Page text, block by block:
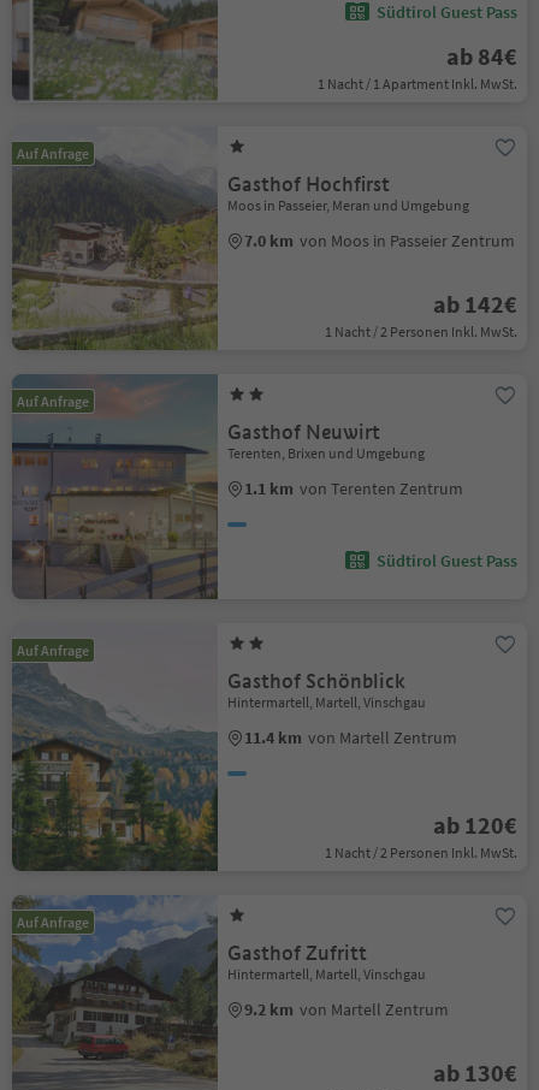
Südtirol Guest Pass
ab 84€
1 Nacht / 1 Apartment Inkl. MwSt.
Auf Anfrage
Gasthof Hochfirst
Moos in Passeier, Meran und Umgebung
7.0 km von Moos in Passeier Zentrum
ab 142€
1 Nacht / 2 Personen Inkl. MwSt.
Auf Anfrage
Gasthof Neuwirt
Terenten, Brixen und Umgebung
1.1 km von Terenten Zentrum
Südtirol Guest Pass
Auf Anfrage
Gasthof Schönblick
Hintermartell, Martell, Vinschgau
11.4 km von Martell Zentrum
ab 120€
1 Nacht / 2 Personen Inkl. MwSt.
Auf Anfrage
Gasthof Zufritt
Hintermartell, Martell, Vinschgau
9.2 km von Martell Zentrum
ab 130€